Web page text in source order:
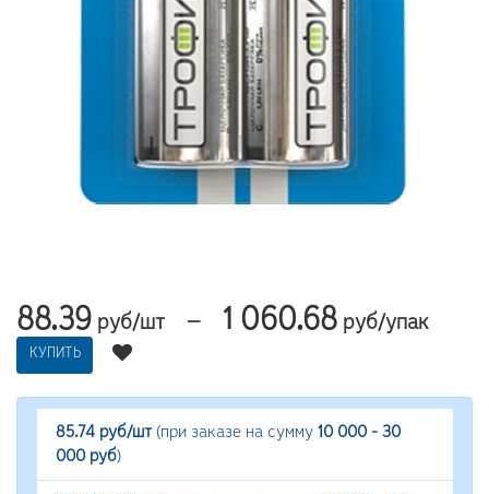
88.39 руб/шт — 1 060.68 руб/упак
КУПИТЬ
85.74 руб/шт(при заказе на сумму 10 000 - 30
000 руб)